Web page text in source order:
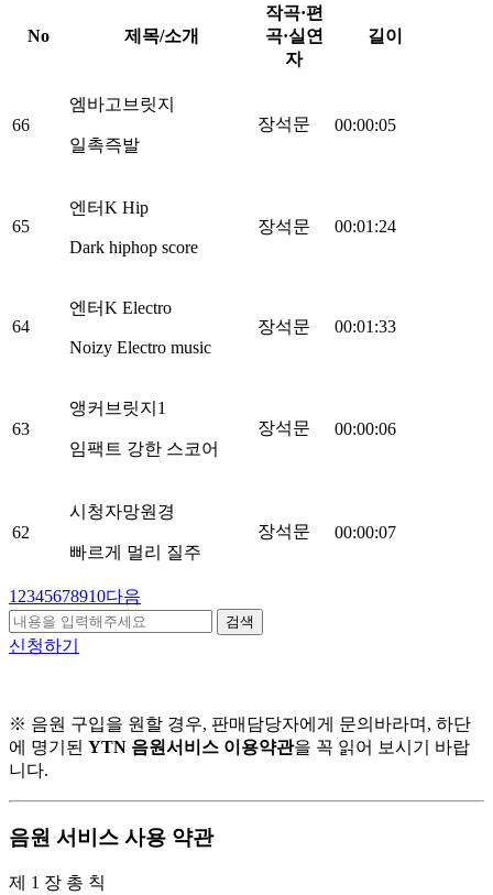
No 제목/소개
작곡·편
곡·실연
자
길이
66
엠바고브릿지
일촉즉발
장석문 00:00:05
65
엔터K Hip
Dark hiphop score
장석문 00:01:24
64
엔터K Electro
Noizy Electro music
장석문 00:01:33
63
앵커브릿지1
임팩트 강한 스코어
장석문 00:00:06
62
시청자망원경
빠르게 멀리 질주
장석문 00:00:07
1 2345678910다음
검색
신청하기
※ 음원 구입을 원할 경우, 판매담당자에게 문의바라며, 하단
에 명기된 YTN 음원서비스 이용약관을 꼭 읽어 보시기 바랍
니다.
음원 서비스 사용 약관
제 1 장 총 칙